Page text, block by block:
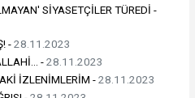
SİYASETÇİLER TÜREDİ -
-28.11.2023
-28.11.2023
İZLENİMLERİM -28.11.2023